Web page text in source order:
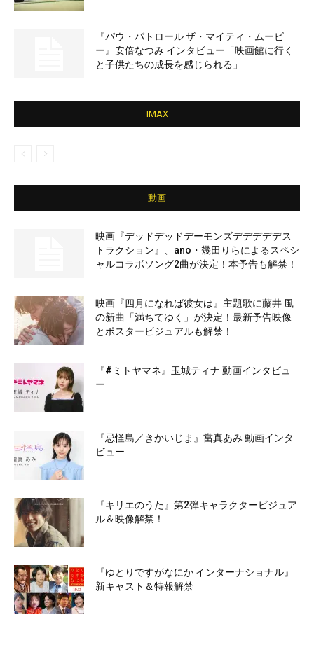
『パウ・パトロール ザ・マイティ・ムービ
ー』安倍なつみ インタビュー「映画館に行く
と子供たちの成長を感じられる」
IMAX
動画
映画『デッドデッドデーモンズデデデデデス
トラクション』、ano・幾田りらによるスペシ
ャルコラボソング2曲が決定！本予告も解禁！
映画『四月になれば彼女は』主題歌に藤井 風
の新曲「満ちてゆく」が決定！最新予告映像
とポスタービジュアルも解禁！
『#ミトヤマネ』玉城ティナ 動画インタビュ
ー
『忌怪島／きかいじま』當真あみ 動画インタ
ビュー
『キリエのうた』第2弾キャラクタービジュア
ル＆映像解禁！
『ゆとりですがなにか インターナショナル』
新キャスト＆特報解禁